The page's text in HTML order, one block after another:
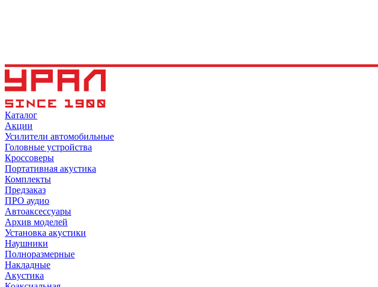
Каталог
Акции
Усилители автомобильные
Головные устройства
Кроссоверы
Портативная акустика
Комплекты
Предзаказ
ПРО аудио
Автоаксессуары
Архив моделей
Установка акустики
Наушники
Полноразмерные
Накладные
Акустика